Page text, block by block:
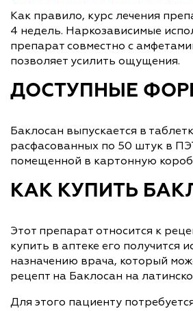
Как правило, курс лечения
4 недель. Наркозависимые
препарат совместно с
позволяет усилить ощущения.
ДОСТУПНЫЕ
Баклосан выпускается в
расфасованных по 50 штук в
помещенной в картонную
КАК КУПИТЬ
Этот препарат относится к
купить в аптеке его получится
назначению врача, который
рецепт на Баклосан на
Для этого пациенту